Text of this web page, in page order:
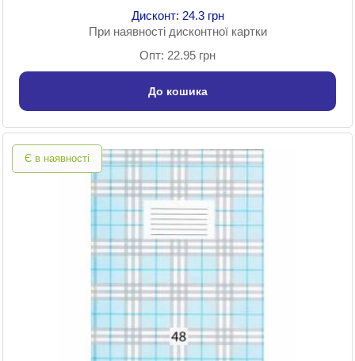
Дисконт: 24.3 грн
При наявності дисконтної картки
Опт: 22.95 грн
До кошика
Є в наявності